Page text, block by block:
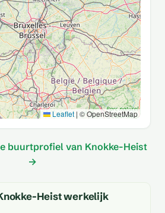
Leaflet | © OpenStreetMap
buurtprofiel van Knokke-Heist
→
Heist werkelijk